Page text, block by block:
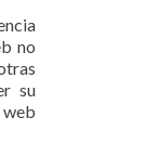
no
su
web